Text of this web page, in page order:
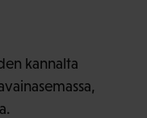
kannalta